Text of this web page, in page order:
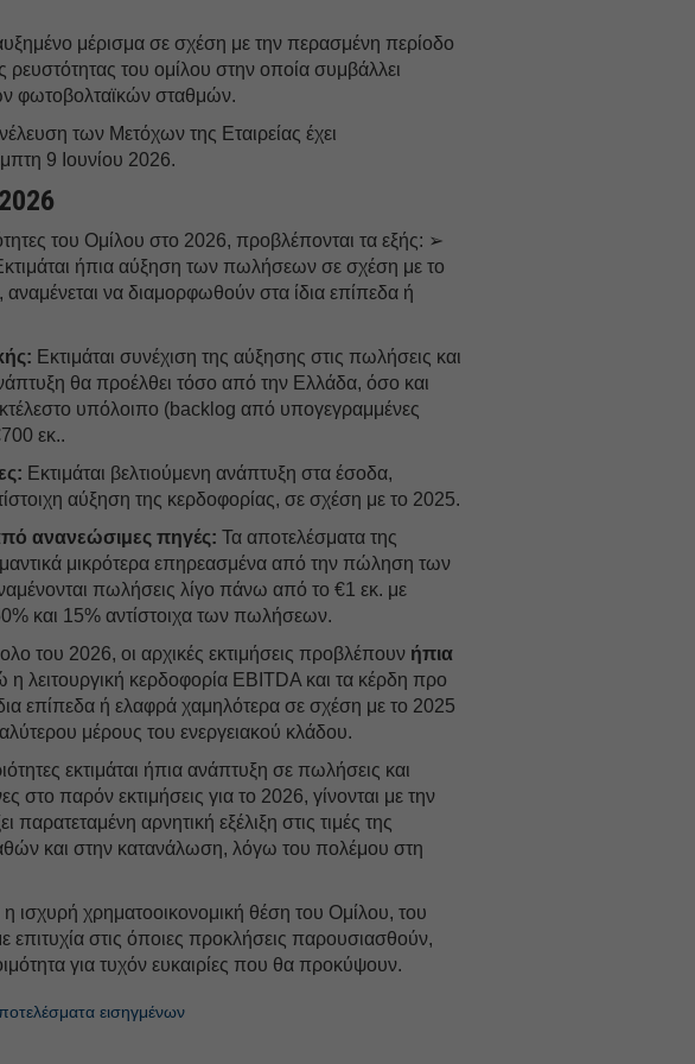
μέρισμα σε σχέση με την περασμένη περίοδο
του ομίλου στην οποία συμβάλλει
φωτοβολταϊκών σταθμών.
των Μετόχων της Εταιρείας έχει
9 Ιουνίου 2026.
του Ομίλου στο 2026, προβλέπονται τα εξής: ➢
ήπια αύξηση των πωλήσεων σε σχέση με το
να διαμορφωθούν στα ίδια επίπεδα ή
Εκτιμάται συνέχιση της αύξησης στις πωλήσεις και
θα προέλθει τόσο από την Ελλάδα, όσο και
υπόλοιπο (backlog από υπογεγραμμένες
εκ..
Εκτιμάται βελτιούμενη ανάπτυξη στα έσοδα,
αύξηση της κερδοφορίας, σε σχέση με το 2025.
ανανεώσιμες πηγές: Τα αποτελέσματα της
μικρότερα επηρεασμένα από την πώληση των
πωλήσεις λίγο πάνω από το €1 εκ. με
και 15% αντίστοιχα των πωλήσεων.
του 2026, οι αρχικές εκτιμήσεις προβλέπουν ήπια
η λειτουργική κερδοφορία EBITDA και τα κέρδη προ
επίπεδα ή ελαφρά χαμηλότερα σε σχέση με το 2025
μέρους του ενεργειακού κλάδου.
εκτιμάται ήπια ανάπτυξη σε πωλήσεις και
στο παρόν εκτιμήσεις για το 2026, γίνονται με την
αρνητική εξέλιξη στις τιμές της
και στην κατανάλωση, λόγω του πολέμου στη
ισχυρή χρηματοοικονομική θέση του Ομίλου, του
επιτυχία στις όποιες προκλήσεις παρουσιασθούν,
για τυχόν ευκαιρίες που θα προκύψουν.
εισηγμένων